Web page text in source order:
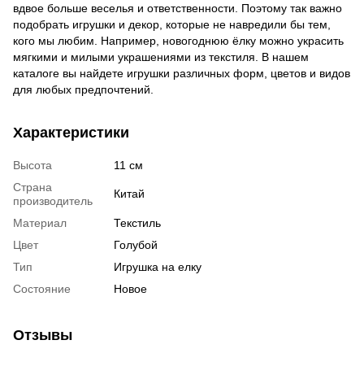
вдвое больше веселья и ответственности. Поэтому так важно
подобрать игрушки и декор, которые не навредили бы тем,
кого мы любим. Например, новогоднюю ёлку можно украсить
мягкими и милыми украшениями из текстиля. В нашем
каталоге вы найдете игрушки различных форм, цветов и видов
для любых предпочтений.
Характеристики
Высота
11 см
Страна
производитель
Китай
Материал
Текстиль
Цвет
Голубой
Тип
Игрушка на елку
Состояние
Новое
Отзывы